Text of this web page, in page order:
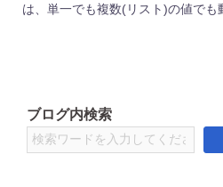
は、単一でも複数(リスト)の値でも
ブログ内検索
検
索